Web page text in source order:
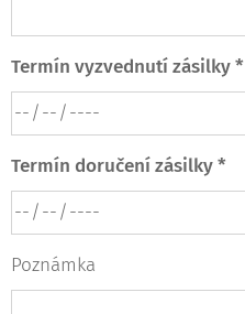
Termín vyzvednutí zásilky *
Termín doručení zásilky *
Poznámka